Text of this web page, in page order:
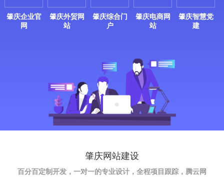
肇庆企业官
网
肇庆外贸网
站
肇庆综合门
户
肇庆电商网
站
肇庆智慧党
建
肇庆网站建设
百分百定制开发，一对一的专业设计，全程项目跟踪，腾云网